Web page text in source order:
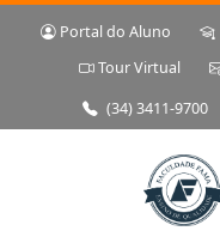
Portal do Aluno
Tour Virtual
(34) 3411-9700